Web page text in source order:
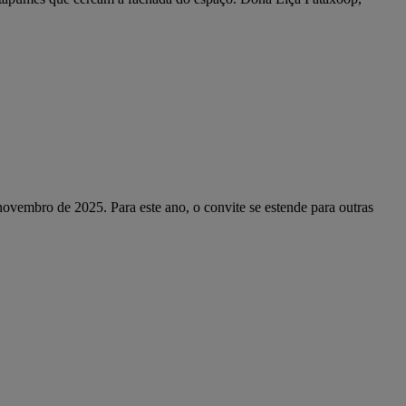
de 2025. Para este ano, o convite se estende para outras